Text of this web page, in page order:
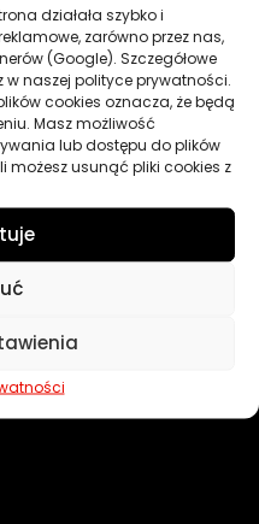
działała szybko i
zarówno przez nas,
(Google). Szczegółowe
naszej polityce prywatności.
cookies oznacza, że będą
Masz możliwość
lub dostępu do plików
możesz usunąć pliki cookies z